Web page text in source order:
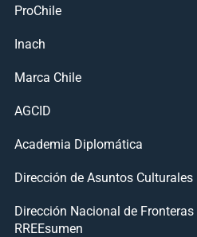
ProChile
Inach
Marca Chile
AGCID
Academia Diplomática
Dirección de Asuntos Culturales
Dirección Nacional de
RREEsumen